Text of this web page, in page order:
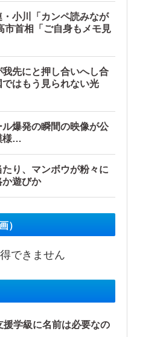
・小川「カンペ読みなが
市首相「ご自身もメモ見
先にと押し合いへし合
はもう見られない光
ル爆発の瞬間の映像が公
様…
り、マンボウが粉々に
遊びか
）
できません
援学級に名前は必要なの